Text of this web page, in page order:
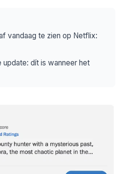
vandaag te zien op Netflix:
dít is wanneer het